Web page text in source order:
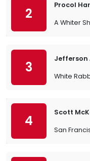
2
Procol
A Whiter
3
Jefferson
White
4
Scott
San